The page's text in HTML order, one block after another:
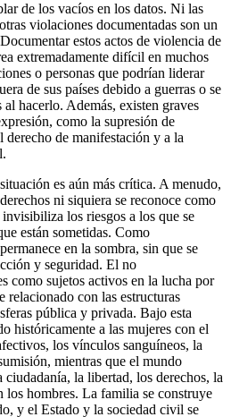
de los vacíos en los datos. Ni las
violaciones documentadas son un
estos actos de violencia de
extremadamente difícil en muchos
o personas que podrían liderar
de sus países debido a guerras o se
hacerlo. Además, existen graves
como la supresión de
de manifestación y a la
es aún más crítica. A menudo,
ni siquiera se reconoce como
los riesgos a los que se
están sometidas. Como
en la sombra, sin que se
y seguridad. El no
como sujetos activos en la lucha por
relacionado con las estructuras
pública y privada. Bajo esta
históricamente a las mujeres con el
los vínculos sanguíneos, la
mientras que el mundo
la libertad, los derechos, la
los hombres. La familia se construye
y el Estado y la sociedad civil se